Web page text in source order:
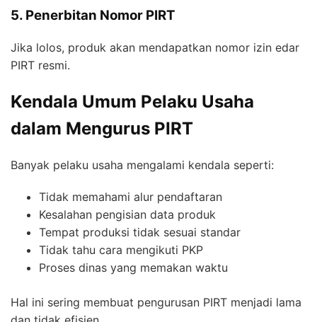
5. Penerbitan Nomor PIRT
Jika lolos, produk akan mendapatkan nomor izin edar
PIRT resmi.
Kendala Umum Pelaku Usaha
dalam Mengurus PIRT
Banyak pelaku usaha mengalami kendala seperti:
Tidak memahami alur pendaftaran
Kesalahan pengisian data produk
Tempat produksi tidak sesuai standar
Tidak tahu cara mengikuti PKP
Proses dinas yang memakan waktu
Hal ini sering membuat pengurusan PIRT menjadi lama